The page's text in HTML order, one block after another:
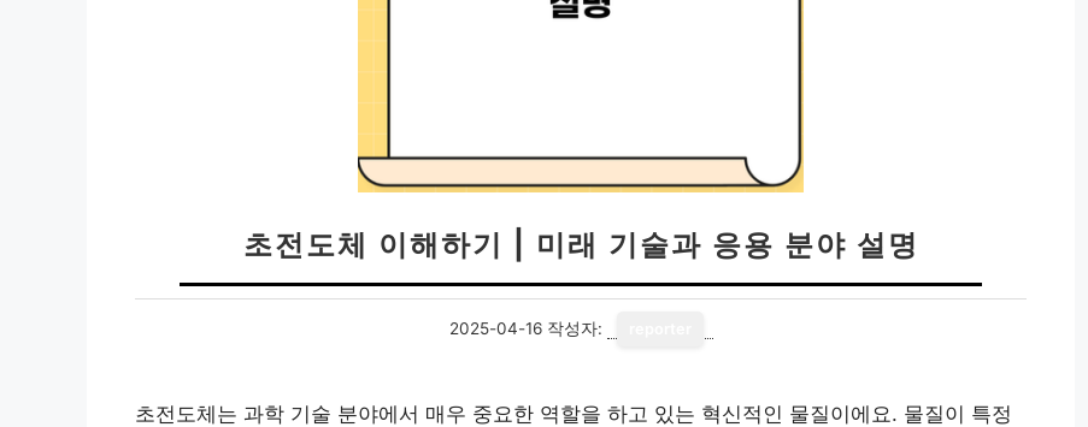
초전도체 이해하기 | 미래 기술과 응용 분야 설명
2025-04-16 작성자:
초전도체는 과학 기술 분야에서 매우 중요한 역할을 하고 있는 혁신적인 물질이에요. 물질이 특정